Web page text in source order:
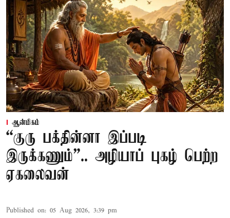
ஆன்மிகம்
“குரு பக்தின்னா இப்படி
இருக்கணும்”.. அழியாப் புகழ் பெற்ற
ஏகலைவன்
Published on: 05 Aug 2026, 3:39 pm